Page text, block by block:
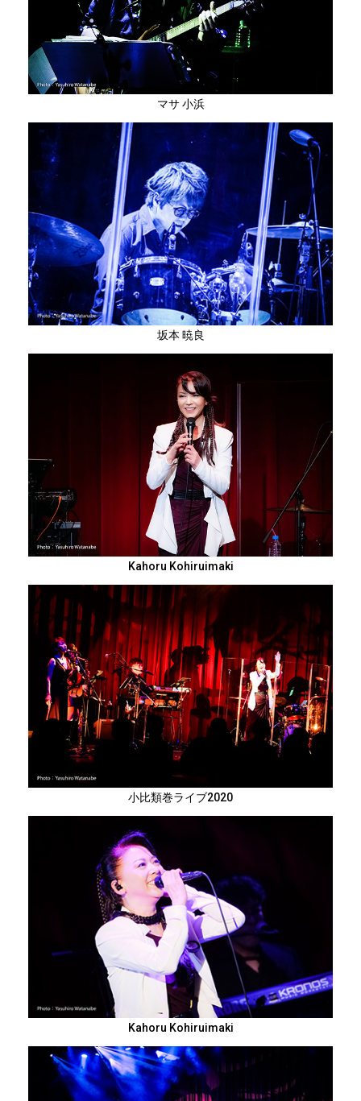
マサ 小浜
坂本 暁良
Kahoru Kohiruimaki
小比類巻ライブ2020
Kahoru Kohiruimaki